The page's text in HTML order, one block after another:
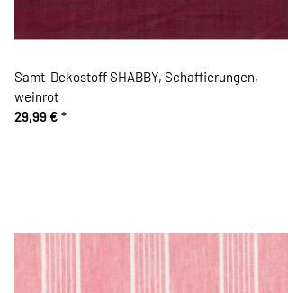
Samt-Dekostoff SHABBY, Schaffierungen,
weinrot
29,99 € *